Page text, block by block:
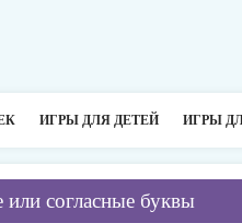
ИГРЫ ДЛЯ ДЕТЕЙ ИГРЫ
или согласные буквы